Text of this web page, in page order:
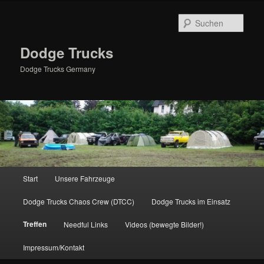
Dodge Trucks
Dodge Trucks Germany
Start Unsere Fahrzeuge
Dodge Trucks Chaos Crew (DTCC) Dodge Trucks im Einsatz
Treffen Needful Links Videos (bewegte Bilder!)
Impressum/Kontakt